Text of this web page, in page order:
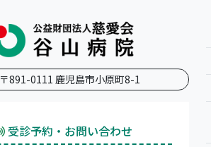
〒891-0111 鹿児島市小原町8-1
受診予約・お問い合わせ